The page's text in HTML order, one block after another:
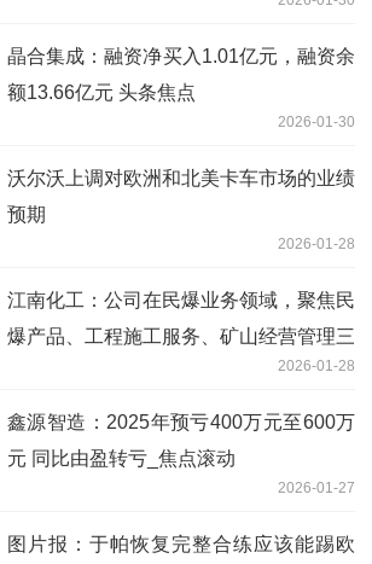
晶合集成：融资净买入1.01亿元，融资余
额13.66亿元 头条焦点
2026-01-30
沃尔沃上调对欧洲和北美卡车市场的业绩
预期
2026-01-28
江南化工：公司在民爆业务领域，聚焦民
爆产品、工程施工服务、矿山经营管理三
2026-01-28
鑫源智造：2025年预亏400万元至600万
元 同比由盈转亏_焦点滚动
2026-01-27
图片报：于帕恢复完整合练应该能踢欧